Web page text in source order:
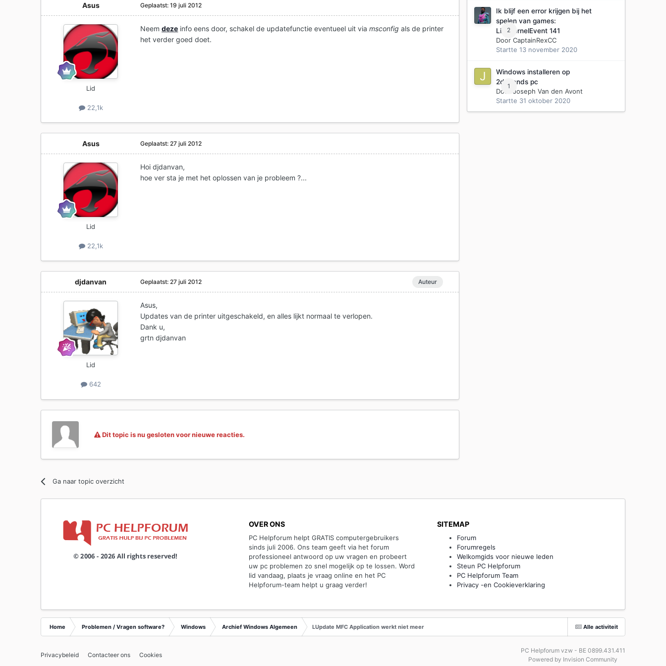
Asus
Lid
22,1k
Geplaatst:19 juli 2012
Neemdeze info eens door, schakel de updatefunctie eventueel uit via msconfig als de printer
het verder goed doet.
Asus
Lid
22,1k
Geplaatst:27 juli 2012
Hoi djdanvan,
hoe ver sta je met het oplossen van je probleem ?...
djdanvan
Lid
642
Auteur
Geplaatst:27 juli 2012
Asus,
Updates van de printer uitgeschakeld, en alles lijkt normaal te verlopen.
Dank u,
grtn djdanvan
Dit topic is nu gesloten voor nieuwe reacties.
Ga naar topic overzicht
2
Ik blijf een error krijgen bij het
spelen van games:
LiveKernelEvent 141
Door CaptainRexCC
Startte 13 november 2020
1
Windows installeren op
2dehands pc
Door Joseph Van den Avont
Startte 31 oktober 2020
OVER ONS
PC Helpforum helpt GRATIS computergebruikers
sinds juli 2006. Ons team geeft via het forum
professioneel antwoord op uw vragen en probeert
uw pc problemen zo snel mogelijk op te lossen. Word
lid vandaag, plaats je vraag online en het PC
Helpforum-team helpt u graag verder!
SITEMAP
Forum
Forumregels
Welkomgids voor nieuwe leden
Steun PC Helpforum
PC Helpforum Team
Privacy -en Cookieverklaring
Alle activiteit
Home Problemen / Vragen software? Windows Archief Windows Algemeen LUpdate MFC Application werkt niet meer
Privacybeleid Contacteer ons Cookies
PC Helpforum vzw - BE 0899.431.411
Powered by Invision Community